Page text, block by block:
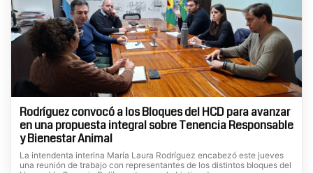
Rodríguez convocó a los Bloques del HCD para avanzar
en una propuesta integral sobre Tenencia Responsable
y Bienestar Animal
La intendenta interina María Laura Rodríguez encabezó este jueves
una reunión de trabajo con representantes de los distintos bloques del